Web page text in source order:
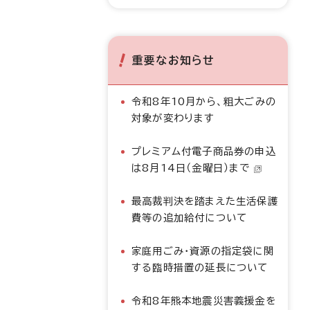
重要なお知らせ
令和8年10月から、粗大ごみの
対象が変わります
プレミアム付電子商品券の申込
は8月14日（金曜日）まで
最高裁判決を踏まえた生活保護
費等の追加給付について
家庭用ごみ・資源の指定袋に関
する臨時措置の延長について
令和8年熊本地震災害義援金を